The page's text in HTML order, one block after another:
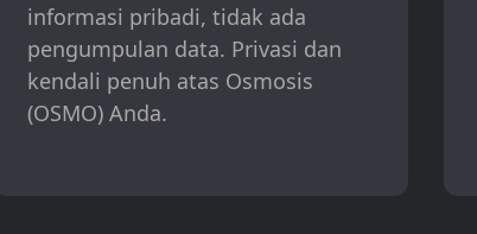
informasi pribadi, tidak ada
pengumpulan data. Privasi dan
kendali penuh atas Osmosis
(OSMO) Anda.